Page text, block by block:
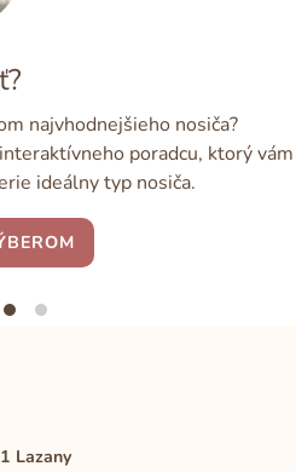
najvhodnejšieho nosiča?
poradcu, ktorý vám
ideálny typ nosiča.
Lazany